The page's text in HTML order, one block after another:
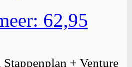
62,95
+ Venture